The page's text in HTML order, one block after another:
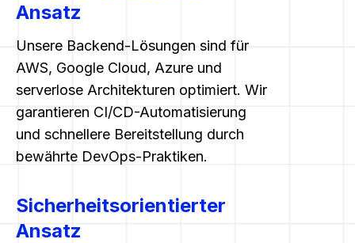
Ansatz
Unsere Backend-Lösungen sind für
AWS, Google Cloud, Azure und
serverlose Architekturen optimiert. Wir
garantieren CI/CD-Automatisierung
und schnellere Bereitstellung durch
bewährte DevOps-Praktiken.
Sicherheitsorientierter
Ansatz